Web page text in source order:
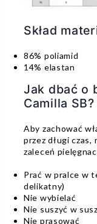
Skład
86% poliamid
14% elastan
Jak dbać o
Camilla SB?
Aby zachować
przez długi
zaleceń
Prać w pralce w
delikatny)
Nie wybielać
Nie suszyć w
Nie prasować